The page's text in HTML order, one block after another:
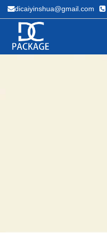
dicaiyinshua@gmail.com